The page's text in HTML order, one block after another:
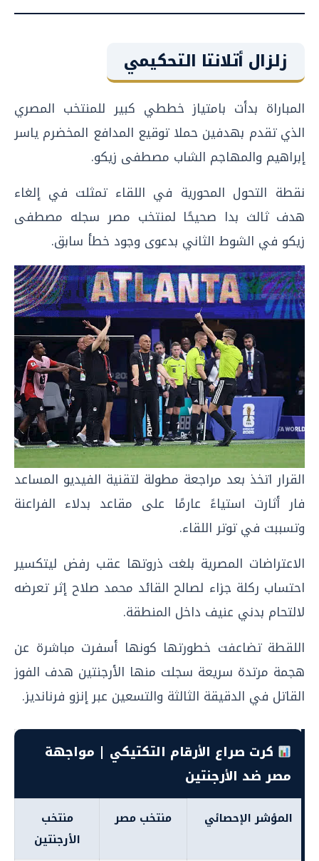
زلزال أتلانتا التحكيمي
المباراة بدأت بامتياز خططي كبير للمنتخب المصري
الذي تقدم بهدفين حملا توقيع المدافع المخضرم ياسر
إبراهيم والمهاجم الشاب مصطفى زيكو.
نقطة التحول المحورية في اللقاء تمثلت في إلغاء
هدف ثالث بدا صحيحًا لمنتخب مصر سجله مصطفى
زيكو في الشوط الثاني بدعوى وجود خطأ سابق.
القرار اتخذ بعد مراجعة مطولة لتقنية الفيديو المساعد
فار أثارت استياءً عارمًا على مقاعد بدلاء الفراعنة
وتسببت في توتر اللقاء.
الاعتراضات المصرية بلغت ذروتها عقب رفض ليتكسير
احتساب ركلة جزاء لصالح القائد محمد صلاح إثر تعرضه
لالتحام بدني عنيف داخل المنطقة.
اللقطة تضاعفت خطورتها كونها أسفرت مباشرة عن
هجمة مرتدة سريعة سجلت منها الأرجنتين هدف الفوز
القاتل في الدقيقة الثالثة والتسعين عبر إنزو فرنانديز.
كرت صراع الأرقام التكتيكي | مواجهة
مصر ضد الأرجنتين
المؤشر الإحصائي منتخب مصر
منتخب
الأرجنتين